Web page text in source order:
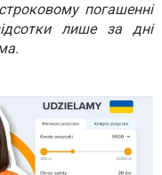
погашенні
лише за дні